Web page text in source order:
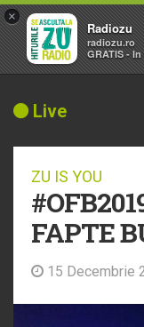
Live
ZU IS YOU
FAPTE
15 Decembrie
×
Radiozu
radiozu.ro
GRATIS -